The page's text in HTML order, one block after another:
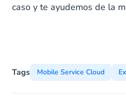
caso y te ayudemos de la
Tags Mobile Service Cloud